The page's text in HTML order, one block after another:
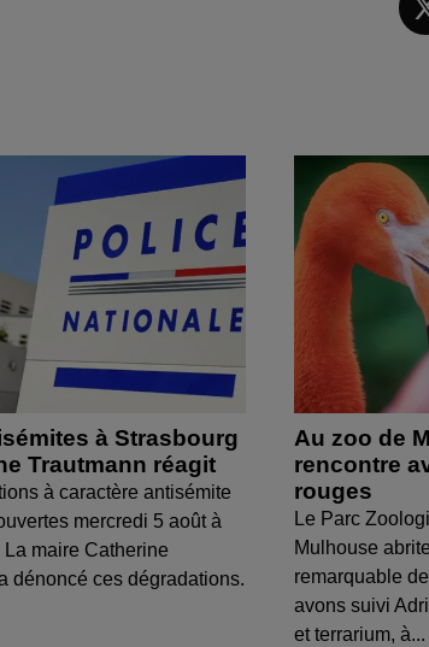
à Strasbourg
Trautmann réagit
à caractère antisémite
mercredi 5 août à
La maire Catherine
dénoncé ces dégradations.
Au zoo de
rencontre
rouges
Le Parc
Mulhouse
remarquable
avons suivi
et terrarium, à...